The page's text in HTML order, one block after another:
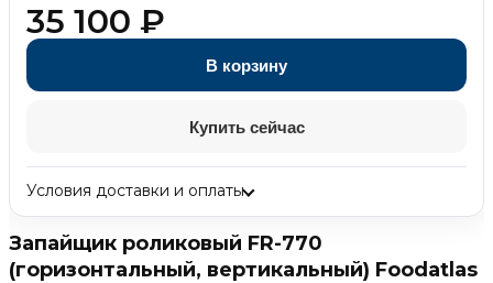
Запайщик роликовый FR-770
(горизонтальный, вертикальный) Foodatlas
35 100 ₽
В корзину
Купить сейчас
Условия доставки и оплаты